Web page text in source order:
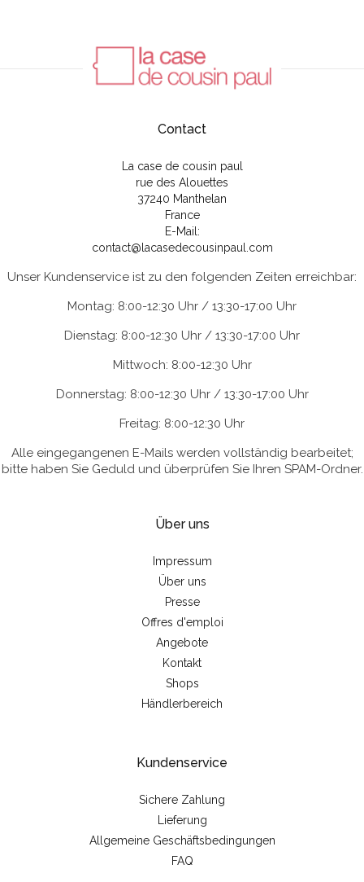
Contact
La case de cousin paul
rue des Alouettes
37240 Manthelan
France
E-Mail:
contact@lacasedecousinpaul.com
Unser Kundenservice ist zu den folgenden Zeiten erreichbar:
Montag: 8:00-12:30 Uhr / 13:30-17:00 Uhr
Dienstag: 8:00-12:30 Uhr / 13:30-17:00 Uhr
Mittwoch: 8:00-12:30 Uhr
Donnerstag: 8:00-12:30 Uhr / 13:30-17:00 Uhr
Freitag: 8:00-12:30 Uhr
Alle eingegangenen E-Mails werden vollständig bearbeitet;
bitte haben Sie Geduld und überprüfen Sie Ihren SPAM-Ordner.
Über uns
Impressum
Über uns
Presse
Offres d'emploi
Angebote
Kontakt
Shops
Händlerbereich
Kundenservice
Sichere Zahlung
Lieferung
Allgemeine Geschäftsbedingungen
FAQ